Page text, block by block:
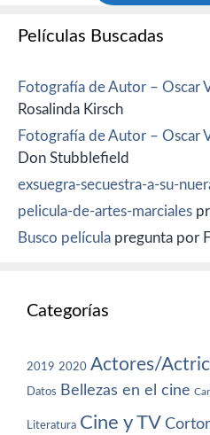
Películas Buscadas
Fotografía de Autor – Oscar
Rosalinda Kirsch
Fotografía de Autor – Oscar
Don Stubblefield
exsuegra-secuestra-a-su-
pelicula-de-artes-marciales
Busco película pregunta por
Categorías
2019 2020 Actores/
Datos Bellezas en el cine
Literatura Cine y TV